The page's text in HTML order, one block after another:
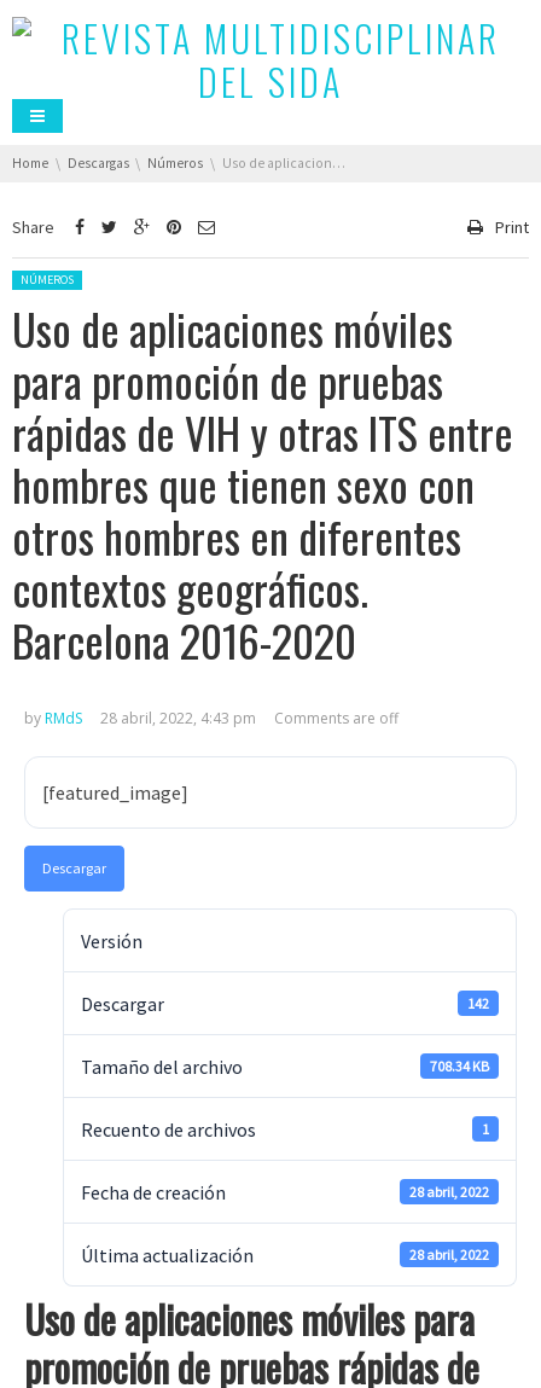
You are here:
Home Descargas Números Uso de aplicaciones móviles para promoción de pruebas rápidas de VIH y otras ITS entre hombres que tienen sexo con otros hombres en diferentes contextos geográficos. Barcelona 2016-2020
Share Print
Posted in:
NÚMEROS
Uso de aplicaciones móviles
para promoción de pruebas
rápidas de VIH y otras ITS entre
hombres que tienen sexo con
otros hombres en diferentes
contextos geográficos.
Barcelona 2016-2020
by RMdS 28 abril, 2022, 4:43 pm Comments are off
[featured_image]
Descargar
Versión
Descargar 142
Tamaño del archivo 708.34 KB
Recuento de archivos 1
Fecha de creación 28 abril, 2022
Última actualización 28 abril, 2022
Uso de aplicaciones móviles para
promoción de pruebas rápidas de